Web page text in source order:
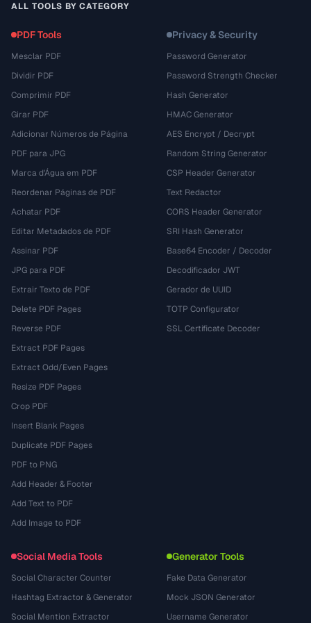
ALL TOOLS BY CATEGORY
PDF Tools
Mesclar PDF
Dividir PDF
Comprimir PDF
Girar PDF
Adicionar Números de Página
PDF para JPG
Marca d'Água em PDF
Reordenar Páginas de PDF
Achatar PDF
Editar Metadados de PDF
Assinar PDF
JPG para PDF
Extrair Texto de PDF
Delete PDF Pages
Reverse PDF
Extract PDF Pages
Extract Odd/Even Pages
Resize PDF Pages
Crop PDF
Insert Blank Pages
Duplicate PDF Pages
PDF to PNG
Add Header & Footer
Add Text to PDF
Add Image to PDF
Privacy & Security
Password Generator
Password Strength Checker
Hash Generator
HMAC Generator
AES Encrypt / Decrypt
Random String Generator
CSP Header Generator
Text Redactor
CORS Header Generator
SRI Hash Generator
Base64 Encoder / Decoder
Decodificador JWT
Gerador de UUID
TOTP Configurator
SSL Certificate Decoder
Social Media Tools
Social Character Counter
Hashtag Extractor & Generator
Social Mention Extractor
Generator Tools
Fake Data Generator
Mock JSON Generator
Username Generator